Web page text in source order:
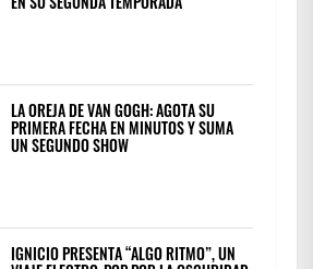
LA OREJA DE VAN GOGH: AGOTA SU
PRIMERA FECHA EN MINUTOS Y SUMA
UN SEGUNDO SHOW
IGNICIO PRESENTA “ALGO RITMO”, UN